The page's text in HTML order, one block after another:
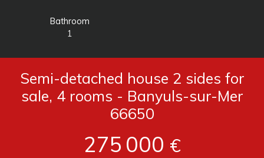
Bathroom
1
Semi-detached house 2 sides for
sale, 4 rooms - Banyuls-sur-Mer
66650
275 000 €